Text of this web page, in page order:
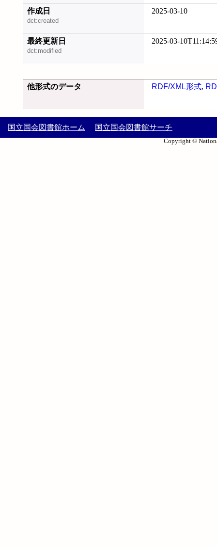
作成日
dct:created
2025-03-10
最終更新日
dct:modified
2025-03-
他形式のデータ RDF/XML形式,
国立国会図書館ホーム 国立国会図書館サーチ
Copyright ©